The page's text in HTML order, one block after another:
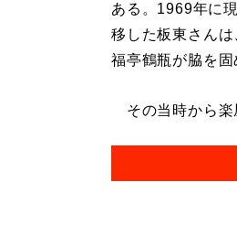
ある。1969年に
移した板東さん
福亭鶴瓶が脇を固
その当時から楽